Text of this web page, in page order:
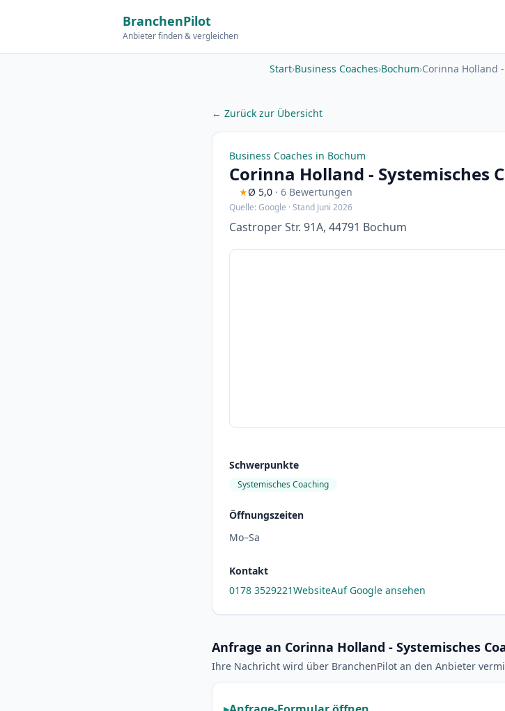
BranchenPilot
Anbieter finden & vergleichen
Start›Business Coaches›Bochum›Corinna Holland
← Zurück zur Übersicht
Business Coaches in Bochum
Corinna Holland - Systemisches
★Ø 5,0 · 6 Bewertungen
Quelle: Google · Stand Juni 2026
Castroper Str. 91A, 44791 Bochum
Schwerpunkte
Systemisches Coaching
Öffnungszeiten
Mo–Sa
Kontakt
0178 3529221WebsiteAuf Google ansehen
Anfrage an Corinna Holland - Systemisches
Ihre Nachricht wird über BranchenPilot an den Anbieter